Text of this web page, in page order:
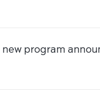
program